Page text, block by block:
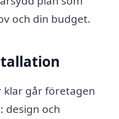
och din budget.
klar går företagen
design och